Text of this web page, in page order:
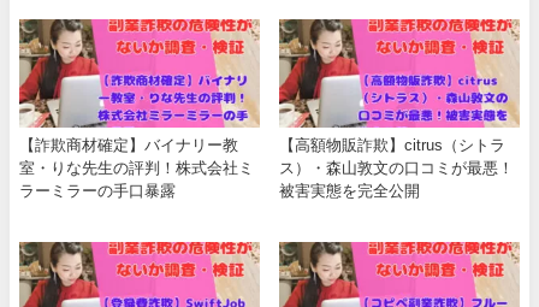
【詐欺商材確定】バイナリー教
室・りな先生の評判！株式会社ミ
ラーミラーの手口暴露
【高額物販詐欺】citrus（シトラ
ス）・森山敦文の口コミが最悪！
被害実態を完全公開